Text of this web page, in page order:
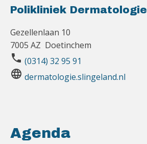
Polikliniek Dermatologie
Gezellenlaan 10
7005 AZ Doetinchem
phone (0314) 32 95 91
language dermatologie.slingeland.nl
Agenda